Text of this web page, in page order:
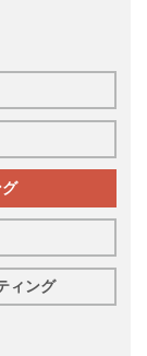
ィング